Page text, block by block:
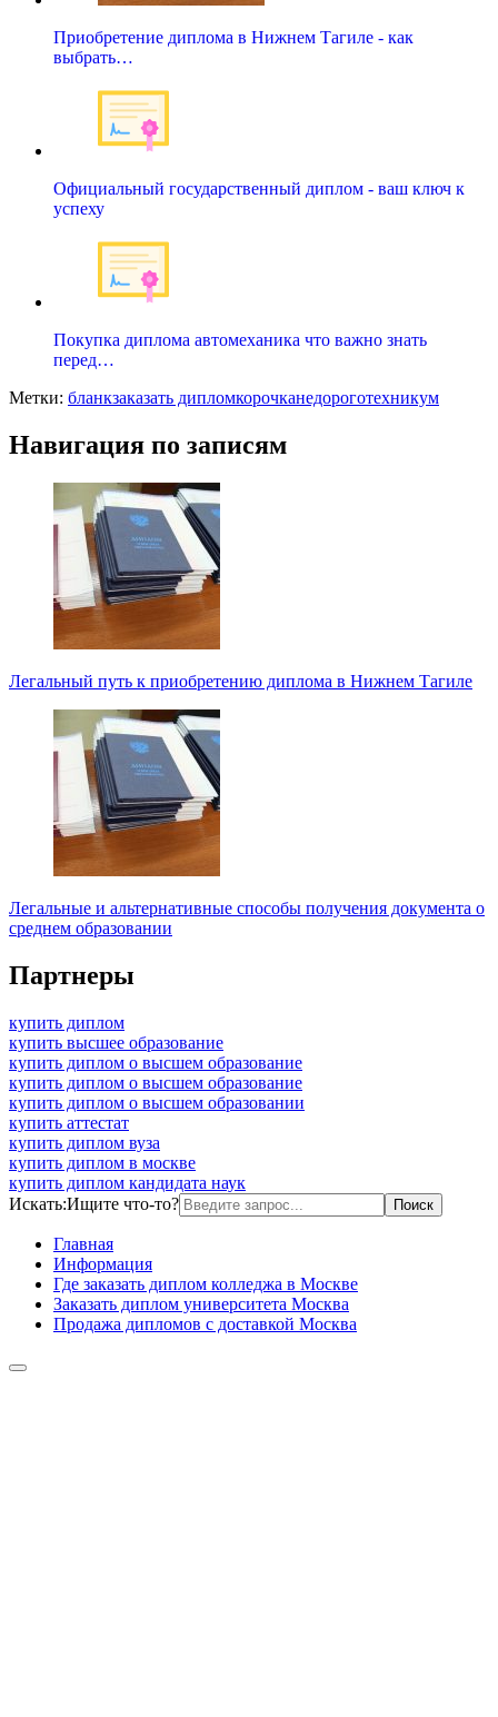
Приобретение диплома в Нижнем Тагиле - как
выбрать…
Официальный государственный диплом - ваш ключ к
успеху
Покупка диплома автомеханика что важно знать
перед…
Метки: бланкзаказать дипломкорочканедороготехникум
Навигация по записям
Легальный путь к приобретению диплома в Нижнем Тагиле
Легальные и альтернативные способы получения документа о
среднем образовании
Партнеры
купить диплом
купить высшее образование
купить диплом о высшем образование
купить диплом о высшем образование
купить диплом о высшем образовании
купить аттестат
купить диплом вуза
купить диплом в москве
купить диплом кандидата наук
Искать:Ищите что-то?
Главная
Информация
Где заказать диплом колледжа в Москве
Заказать диплом университета Москва
Продажа дипломов с доставкой Москва